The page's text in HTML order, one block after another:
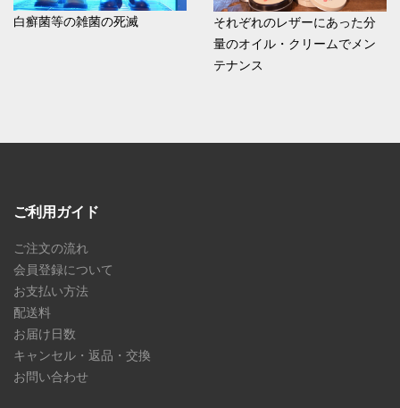
白癬菌等の雑菌の死滅
それぞれのレザーにあった分
量のオイル・クリームでメン
テナンス
ご利用ガイド
ご注文の流れ
会員登録について
お支払い方法
配送料
お届け日数
キャンセル・返品・交換
お問い合わせ